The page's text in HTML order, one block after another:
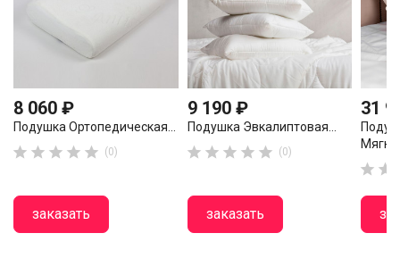
8 060 ₽
Подушка Ортопедическая...
     (0)
заказать
9 190 ₽
Подушка Эвкалиптовая...
     (0)
заказать
31
 